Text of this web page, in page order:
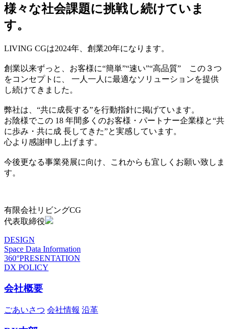
様々な社会課題に挑戦し続けていま
す。
LIVING CGは2024年、創業20年になります。
創業以来ずっと、お客様に“簡単”“速い”“高品質” この３つ
をコンセプトに、 一人一人に最適なソリューションを提供
し続けてきました。
弊社は、“共に成長する”を行動指針に掲げています。
お陰様でこの 18 年間多くのお客様・パートナー企業様と“共
に歩み・共に成 長してきた”と実感しています。
心より感謝申し上げます。
今後更なる事業発展に向け、これからも宜しくお願い致しま
す。
有限会社リビングCG
代表取締役
DESIGN
Space Data Information
360°PRESENTATION
DX POLICY
会社概要
ごあいさつ 会社情報 沿革